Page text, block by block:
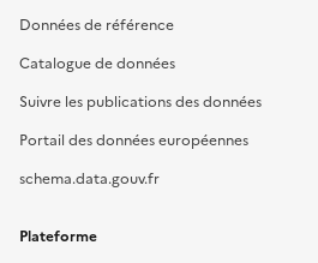
Données de référence
Catalogue de données
Suivre les publications des données
Portail des données européennes
schema.data.gouv.fr
Plateforme